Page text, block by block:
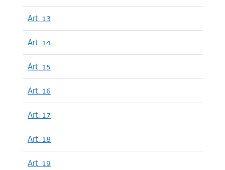
Art. 13
Art. 14
Art. 15
Art. 16
Art. 17
Art. 18
Art. 19